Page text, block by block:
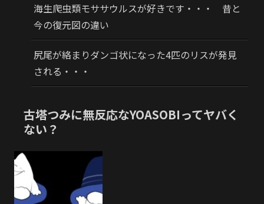
海生爬虫類モササウルスが好きです・・・ 昔と
今の復元図の違い
尻尾が絡まりダンゴ状になった4匹のリスが発見
される・・・
古塔つみに無反応なYOASOBIってヤバく
ない？